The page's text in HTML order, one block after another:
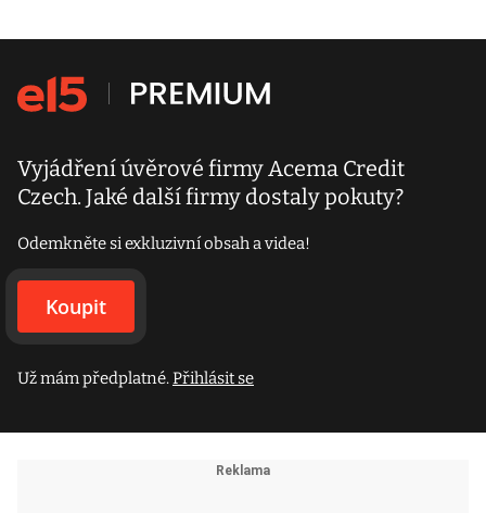
Vyjádření úvěrové firmy Acema Credit
Czech. Jaké další firmy dostaly pokuty?
Odemkněte si exkluzivní obsah a videa!
Koupit
Už mám předplatné.Přihlásit se